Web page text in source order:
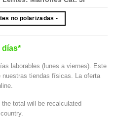
no polarizadas -
días*
laborables (lunes a viernes). Este
nuestras tiendas físicas. La oferta
total will be recalculated